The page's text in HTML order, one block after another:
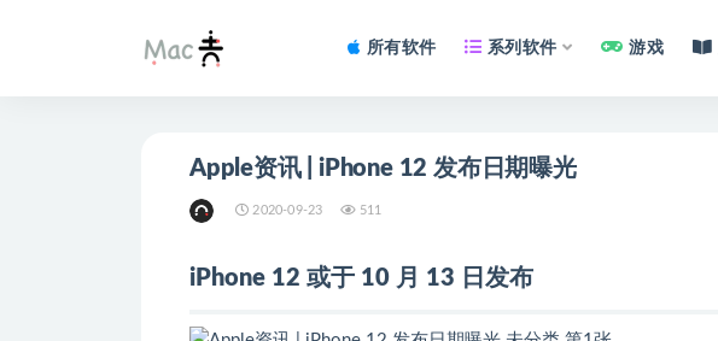
所有软件 系列软件 游戏
Apple资讯 | iPhone 12 发布日期曝光
2020-09-23 511
iPhone 12 或于 10 月 13 日发布